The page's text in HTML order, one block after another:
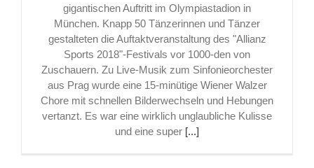
gigantischen Auftritt im Olympiastadion in
München. Knapp 50 Tänzerinnen und Tänzer
gestalteten die Auftaktveranstaltung des "Allianz
Sports 2018"-Festivals vor 1000-den von
Zuschauern. Zu Live-Musik zum Sinfonieorchester
aus Prag wurde eine 15-minütige Wiener Walzer
Chore mit schnellen Bilderwechseln und Hebungen
vertanzt. Es war eine wirklich unglaubliche Kulisse
und eine super [...]